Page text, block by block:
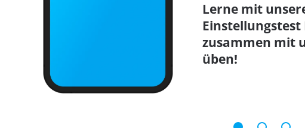
Lerne mit
Einstellungstest
zusammen mit
üben!